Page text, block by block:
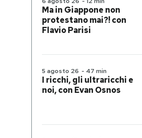
Ma in Giappone non
protestano mai?! con
Flavio Parisi
5 agosto 26 - 47 min
I ricchi, gli ultraricchi e
noi, con Evan Osnos